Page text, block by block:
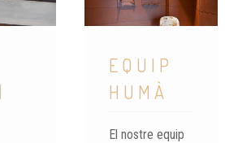
EQUIP
HUMÀ
El nostre equip